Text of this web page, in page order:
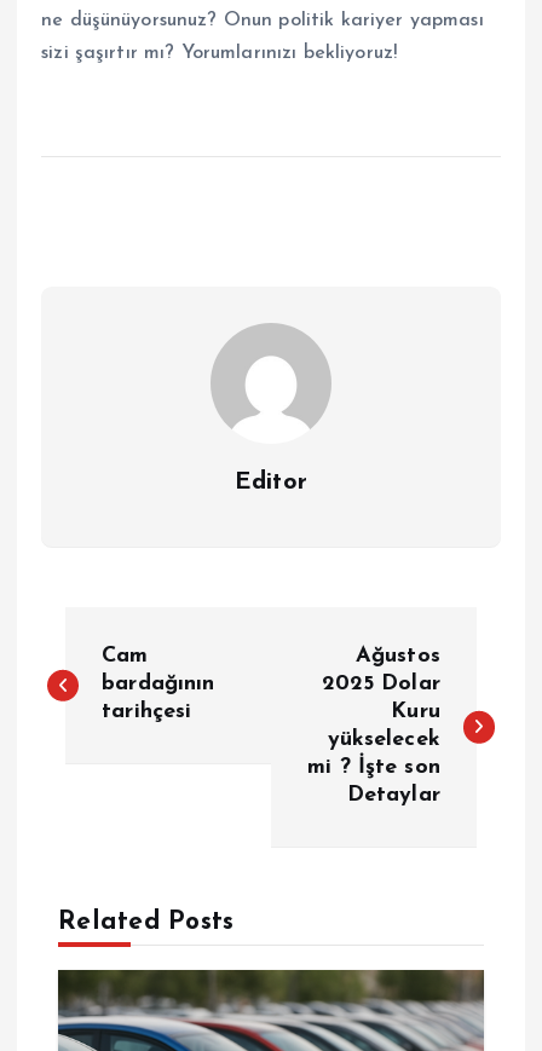
ne düşünüyorsunuz? Onun politik kariyer yapması
sizi şaşırtır mı? Yorumlarınızı bekliyoruz!
Editor
a
e
z
Cam
bardağının
tarihçesi
Ağustos
2025 Dolar
Kuru
yükselecek
mi ? İşte son
Detaylar
Related Posts